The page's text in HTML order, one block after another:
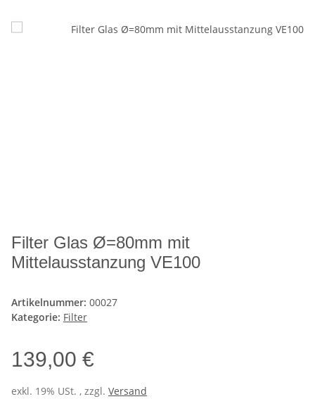
Filter Glas Ø=80mm mit
Mittelausstanzung VE100
Artikelnummer: 00027
Kategorie: Filter
139,00 €
exkl. 19% USt. , zzgl. Versand